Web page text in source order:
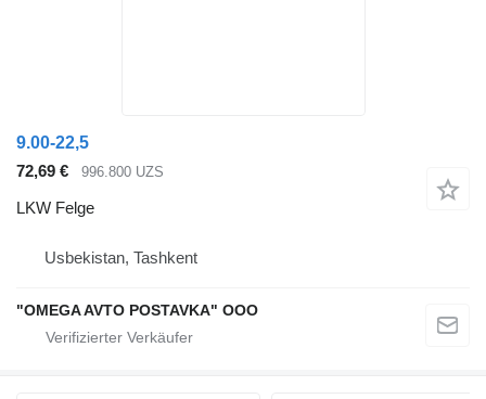
9.00-22,5
72,69 €
996.800 UZS
LKW Felge
Usbekistan, Tashkent
"OMEGA AVTO POSTAVKA" OOO